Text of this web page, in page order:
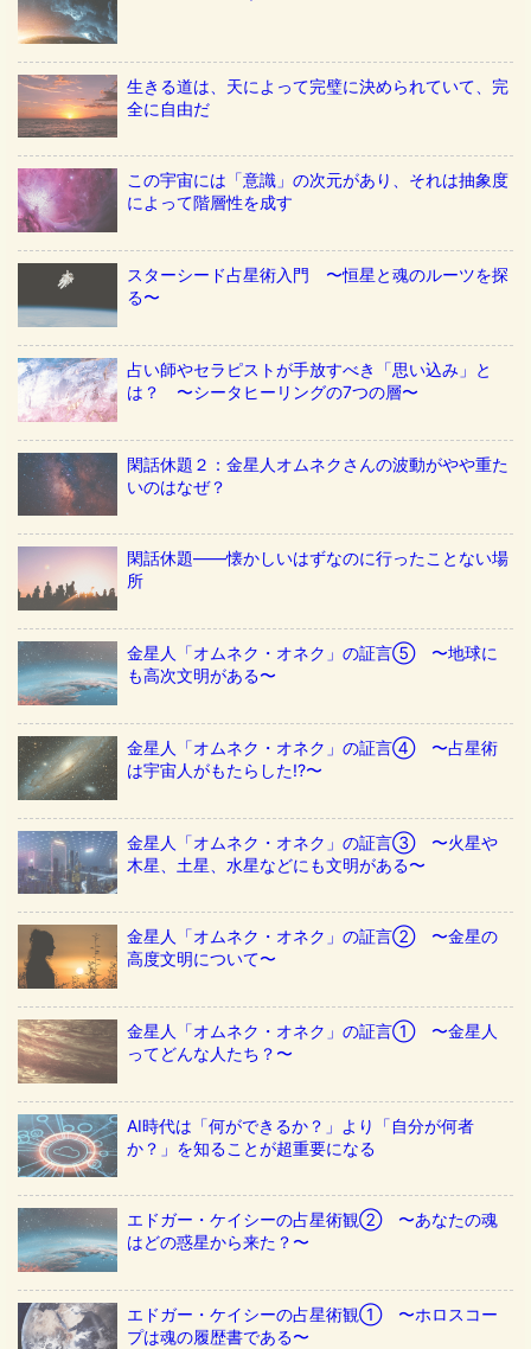
生きる道は、天によって完璧に決められていて、完
全に自由だ
この宇宙には「意識」の次元があり、それは抽象度
によって階層性を成す
スターシード占星術入門 〜恒星と魂のルーツを探
る〜
占い師やセラピストが手放すべき「思い込み」と
は？ 〜シータヒーリングの7つの層〜
閑話休題２：金星人オムネクさんの波動がやや重た
いのはなぜ？
閑話休題——懐かしいはずなのに行ったことない場
所
金星人「オムネク・オネク」の証言⑤ 〜地球に
も高次文明がある〜
金星人「オムネク・オネク」の証言④ 〜占星術
は宇宙人がもたらした!?〜
金星人「オムネク・オネク」の証言③ 〜火星や
木星、土星、水星などにも文明がある〜
金星人「オムネク・オネク」の証言② 〜金星の
高度文明について〜
金星人「オムネク・オネク」の証言① 〜金星人
ってどんな人たち？〜
AI時代は「何ができるか？」より「自分が何者
か？」を知ることが超重要になる
エドガー・ケイシーの占星術観② 〜あなたの魂
はどの惑星から来た？〜
エドガー・ケイシーの占星術観① 〜ホロスコー
プは魂の履歴書である〜